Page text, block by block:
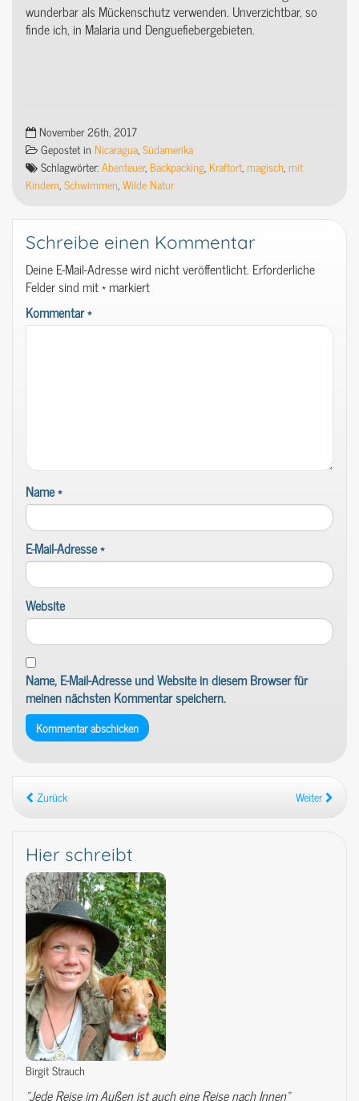
wunderbar als Mückenschutz verwenden. Unverzichtbar, so
finde ich, in Malaria und Denguefiebergebieten.
November 26th, 2017
Gepostet in Nicaragua,Südamerika
Schlagwörter:Abenteuer, Backpacking, Kraftort,magisch,mit
Kindern,Schwimmen,Wilde Natur
Schreibe einen Kommentar
Deine E-Mail-Adresse wird nicht veröffentlicht. Erforderliche
Felder sind mit*markiert
Kommentar*
Name*
E-Mail-Adresse*
Website
Name, E-Mail-Adresse und Website in diesem Browser für
meinen nächsten Kommentar speichern.
Zurück Weiter
Hier schreibt
Birgit Strauch
"Jede Reise im Außen ist auch eine Reise nach Innen"